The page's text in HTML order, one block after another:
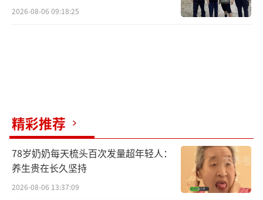
2026-08-06 09:18:25
精彩推荐
78岁奶奶每天梳头百次发量超年轻人：
养生贵在长久坚持
2026-08-06 13:37:09